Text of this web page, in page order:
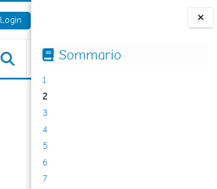
Blocchi
Sommario
1
2
3
4
5
6
7
Login